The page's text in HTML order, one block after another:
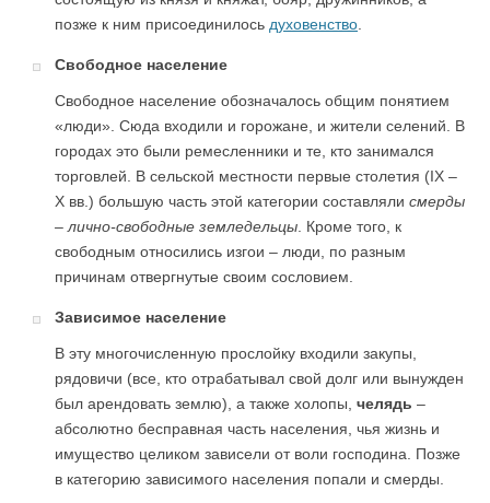
позже к ним присоединилось духовенство.
Свободное население
Свободное население обозначалось общим понятием
«люди». Сюда входили и горожане, и жители селений. В
городах это были ремесленники и те, кто занимался
торговлей. В сельской местности первые столетия (IX –
X вв.) большую часть этой категории составляли смерды
– лично-свободные земледельцы. Кроме того, к
свободным относились изгои – люди, по разным
причинам отвергнутые своим сословием.
Зависимое население
В эту многочисленную прослойку входили закупы,
рядовичи (все, кто отрабатывал свой долг или вынужден
был арендовать землю), а также холопы, челядь –
абсолютно бесправная часть населения, чья жизнь и
имущество целиком зависели от воли господина. Позже
в категорию зависимого населения попали и смерды.